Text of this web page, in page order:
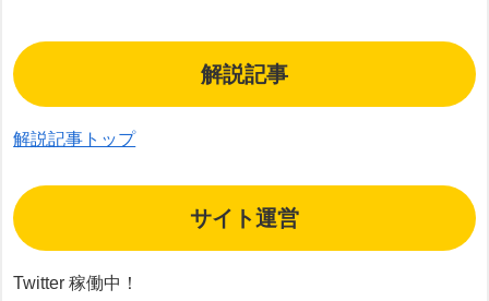
解説記事
解説記事トップ
サイト運営
Twitter 稼働中！